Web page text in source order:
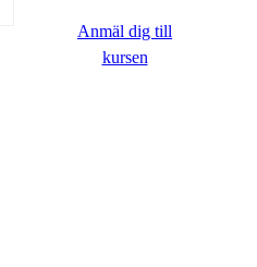
Anmäl dig till
kursen